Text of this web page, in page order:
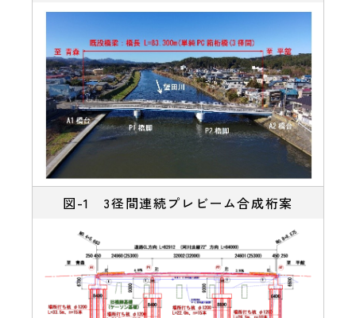
図-1 3径間連続プレビーム合成桁案